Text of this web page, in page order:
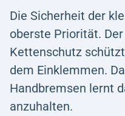
Die Sicherheit der
oberste Priorität.
Kettenschutz
dem Einklemmen.
Handbremsen lernt
anzuhalten.